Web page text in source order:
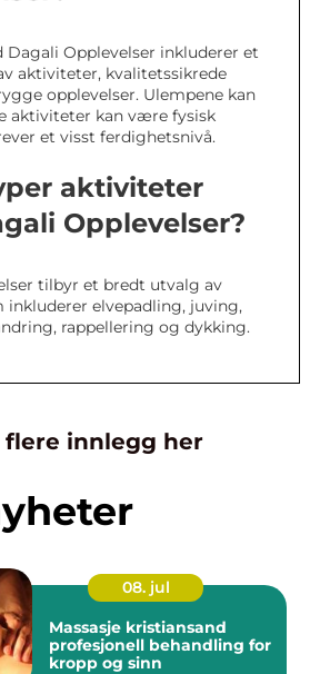
Dagali Opplevelser inkluderer et
aktiviteter, kvalitetssikrede
opplevelser. Ulempene kan
aktiviteter kan være fysisk
et visst ferdighetsnivå.
aktiviteter
Opplevelser?
tilbyr et bredt utvalg av
inkluderer elvepadling, juving,
rappellering og dykking.
flere innlegg her
08. jul
Massasje kristiansand
profesjonell behandling for
kropp og sinn